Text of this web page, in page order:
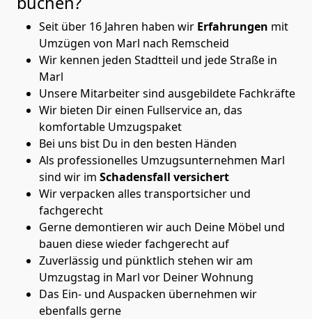
Seit über 16 Jahren haben wir Erfahrungen mit
Umzügen von Marl nach Remscheid
Wir kennen jeden Stadtteil und jede Straße in
Marl
Unsere Mitarbeiter sind ausgebildete Fachkräfte
Wir bieten Dir einen Fullservice an, das
komfortable Umzugspaket
Bei uns bist Du in den besten Händen
Als professionelles Umzugsunternehmen Marl
sind wir im Schadensfall versichert
Wir verpacken alles transportsicher und
fachgerecht
Gerne demontieren wir auch Deine Möbel und
bauen diese wieder fachgerecht auf
Zuverlässig und pünktlich stehen wir am
Umzugstag in Marl vor Deiner Wohnung
Das Ein- und Auspacken übernehmen wir
ebenfalls gerne